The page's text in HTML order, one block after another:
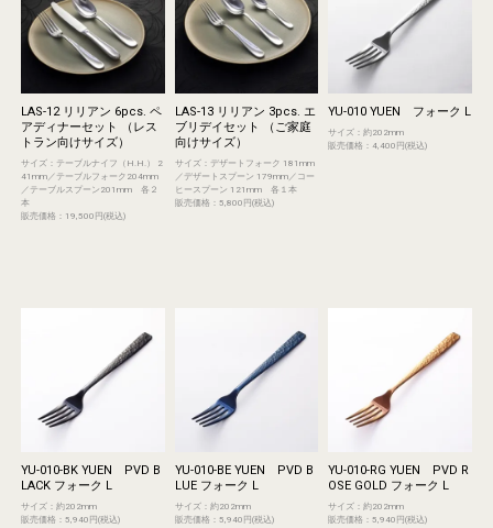
LAS-12 リリアン 6pcs. ペ
アディナーセット （レス
トラン向けサイズ）
サイズ：テーブルナイフ（H.H.） 2
41mm／テーブルフォーク204mm
／テーブルスプーン201mm 各２
本
販売価格：19,500円(税込)
LAS-13 リリアン 3pcs. エ
ブリデイセット （ご家庭
向けサイズ）
サイズ：デザートフォーク 181mm
／デザートスプーン 179mm／コー
ヒースプーン 121mm 各１本
販売価格：5,800円(税込)
YU-010 YUEN フォーク L
サイズ：約202mm
販売価格：4,400円(税込)
YU-010-BK YUEN PVD B
LACK フォーク L
サイズ：約202mm
販売価格：5,940円(税込)
YU-010-BE YUEN PVD B
LUE フォーク L
サイズ：約202mm
販売価格：5,940円(税込)
YU-010-RG YUEN PVD R
OSE GOLD フォーク L
サイズ：約202mm
販売価格：5,940円(税込)